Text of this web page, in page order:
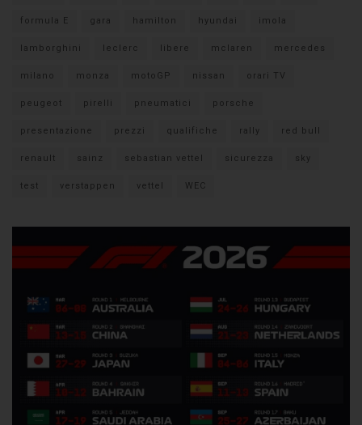
formula E gara hamilton hyundai imola
lamborghini leclerc libere mclaren mercedes
milano monza motoGP nissan orari TV
peugeot pirelli pneumatici porsche
presentazione prezzi qualifiche rally red bull
renault sainz sebastian vettel sicurezza sky
test verstappen vettel WEC